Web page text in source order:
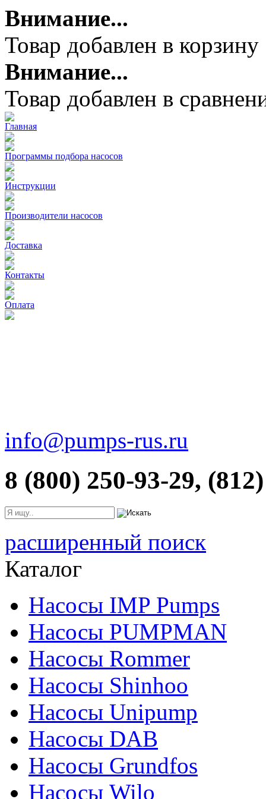
Внимание...
Товар добавлен в корзину
Внимание...
Товар добавлен в
Главная
Программы подбора насосов
Инструкции
Производители насосов
Доставка
Контакты
Оплата
info@pumps-rus.ru
8 (800) 250-93-29,
расширенный поиск
Каталог
Насосы IMP Pumps
Насосы PUMPMAN
Насосы Rommer
Насосы Shinhoo
Насосы Unipump
Насосы DAB
Насосы Grundfos
Насосы Wilo